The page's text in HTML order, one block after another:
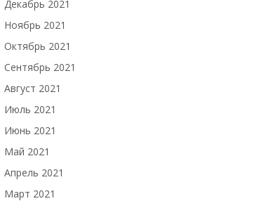
Декабрь 2021
Ноябрь 2021
Октябрь 2021
Сентябрь 2021
Август 2021
Июль 2021
Июнь 2021
Май 2021
Апрель 2021
Март 2021